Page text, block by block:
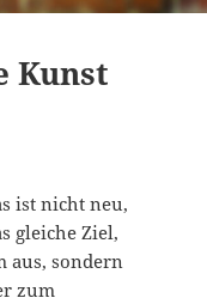
Kunst
ist nicht neu,
gleiche Ziel,
aus, sondern
zum